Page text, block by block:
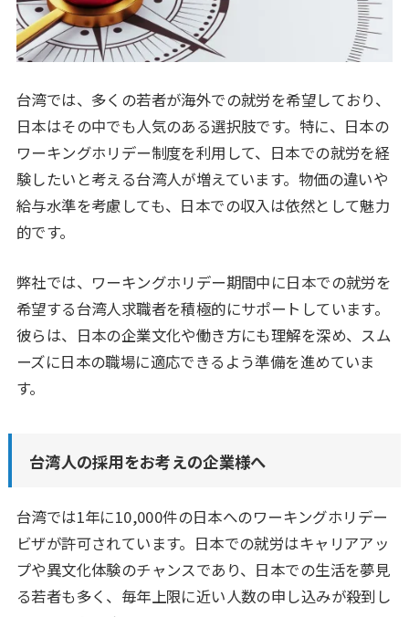
台湾では、多くの若者が海外での就労を希望しており、
日本はその中でも人気のある選択肢です。特に、日本の
ワーキングホリデー制度を利用して、日本での就労を経
験したいと考える台湾人が増えています。物価の違いや
給与水準を考慮しても、日本での収入は依然として魅力
的です。
弊社では、ワーキングホリデー期間中に日本での就労を
希望する台湾人求職者を積極的にサポートしています。
彼らは、日本の企業文化や働き方にも理解を深め、スム
ーズに日本の職場に適応できるよう準備を進めていま
す。
台湾人の採用をお考えの企業様へ
台湾では1年に10,000件の日本へのワーキングホリデー
ビザが許可されています。日本での就労はキャリアアッ
プや異文化体験のチャンスであり、日本での生活を夢見
る若者も多く、毎年上限に近い人数の申し込みが殺到し